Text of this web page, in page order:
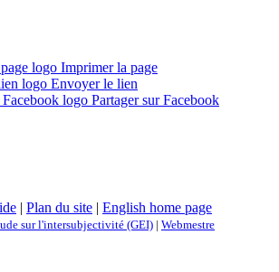
Imprimer la page
Envoyer le lien
Partager sur Facebook
| Plan du site | English home page
sur l'intersubjectivité (GEI) | Webmestre